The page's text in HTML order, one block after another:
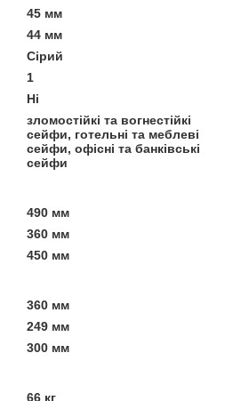
45 мм
44 мм
Сірий
1
Ні
зломостійкі та вогнестійкі
сейфи, готельні та меблеві
сейфи, офісні та банківські
сейфи
490 мм
360 мм
450 мм
360 мм
249 мм
300 мм
66 кг